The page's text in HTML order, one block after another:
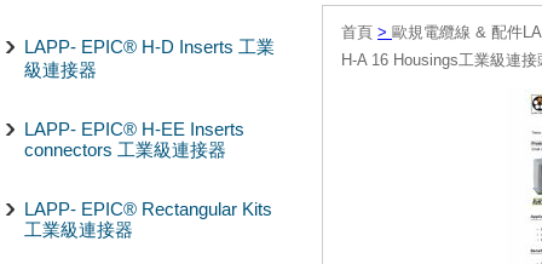
LAPP- EPIC® H-D Inserts 工業
級連接器
LAPP- EPIC® H-EE Inserts
connectors 工業級連接器
LAPP- EPIC® Rectangular Kits
工業級連接器
首頁 > 歐規電纜線 & 配件
H-A 16 Housings工業級連接